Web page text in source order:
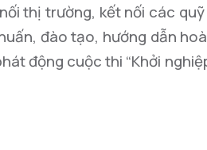
thị trường, kết nối các
đào tạo, hướng dẫn
động cuộc thi “Khởi